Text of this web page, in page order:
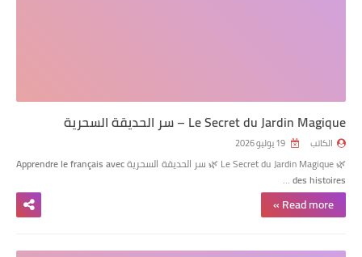
Le Secret du Jardin Magique – سر الحديقة السحرية
الكاتب
🌿 Le Secret du Jardin Magique 🌿 سر الحديقة السحرية
Apprendre le français avec
des histoires
…
Read more »